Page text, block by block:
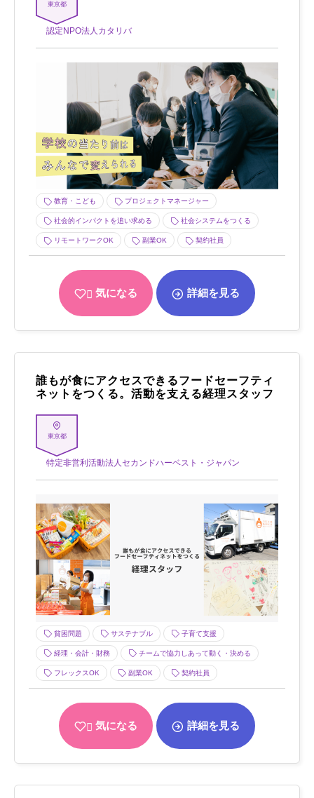
東京都
認定NPO法人カタリバ
教育・こども プロジェクトマネージャー
社会的インパクトを追い求める 社会システムをつくる
リモートワークOK 副業OK 契約社員
気になる 詳細を見る
誰もが食にアクセスできるフードセーフティ
ネットをつくる。活動を支える経理スタッフ
東京都
特定非営利活動法人セカンドハーベスト・ジャパン
貧困問題 サステナブル 子育て支援
経理・会計・財務 チームで協力しあって動く・決める
フレックスOK 副業OK 契約社員
気になる 詳細を見る